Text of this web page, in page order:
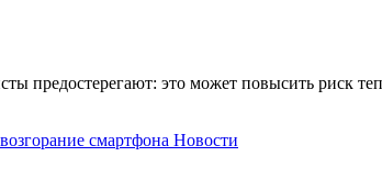
предостерегают: это может повысить риск
смартфона Новости